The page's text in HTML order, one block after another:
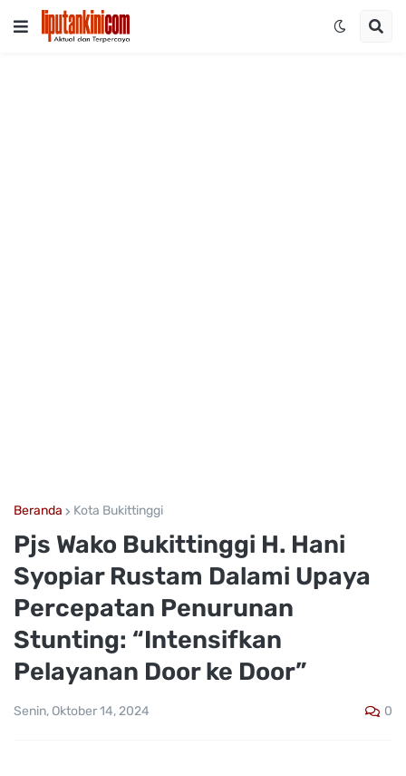
Beranda Kota Bukittinggi
Pjs Wako Bukittinggi H. Hani
Syopiar Rustam Dalami Upaya
Percepatan Penurunan
Stunting: “Intensifkan
Pelayanan Door ke Door”
Senin, Oktober 14, 2024 0